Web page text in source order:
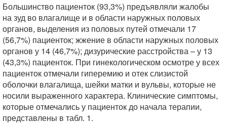
Большинство пациенток (93,3%) предъявляли жалобы
на зуд во влагалище и в области наружных половых
органов, выделения из половых путей отмечали 17
(56,7%) пациенток; жжение в области наружных половых
органов у 14 (46,7%); дизурические расстройства – у 13
(43,3%) пациенток. При гинекологическом осмотре у всех
пациенток отмечали гиперемию и отек слизистой
оболочки влагалища, шейки матки и вульвы, которые не
носили выраженного характера. Клинические симптомы,
которые отмечались у пациенток до начала терапии,
представлены в табл. 1.